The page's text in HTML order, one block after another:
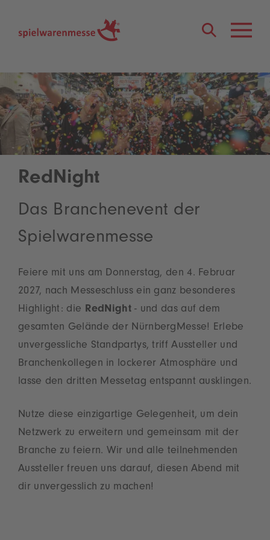
RedNight
Das Branchenevent der
Spielwarenmesse
Feiere mit uns am Donnerstag, den 4. Februar
2027, nach Messeschluss ein ganz besonderes
Highlight: die RedNight- und das auf dem
gesamten Gelände der NürnbergMesse! Erlebe
unvergessliche Standpartys, triff Aussteller und
Branchenkollegen in lockerer Atmosphäre und
lasse den dritten Messetag entspannt ausklingen.
Nutze diese einzigartige Gelegenheit, um dein
Netzwerk zu erweitern und gemeinsam mit der
Branche zu feiern. Wir und alle teilnehmenden
Aussteller freuen uns darauf, diesen Abend mit
dir unvergesslich zu machen!